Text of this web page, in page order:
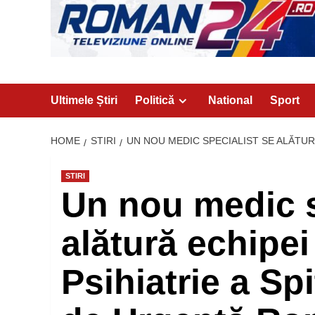
Ultimele Știri Politică National Sport
HOME STIRI UN NOU MEDIC SPECIALIST SE
STIRI
Un nou medic
alătură
Psihiatrie a